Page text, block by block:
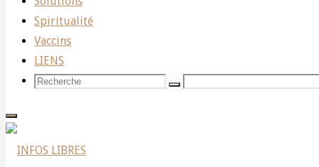
Spiritualité
Vaccins
LIENS
Recherche
Recherche
Recherche